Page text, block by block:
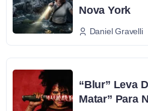
Nova York
Daniel Gravelli
“Blur” Leva
Matar” Para